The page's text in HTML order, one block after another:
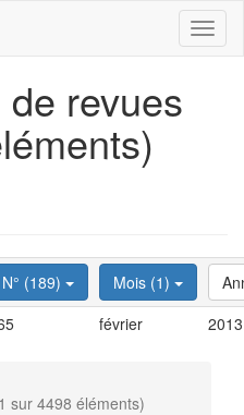
revues
N° (189) Mois (1)
février 2013
sur 4498 éléments)